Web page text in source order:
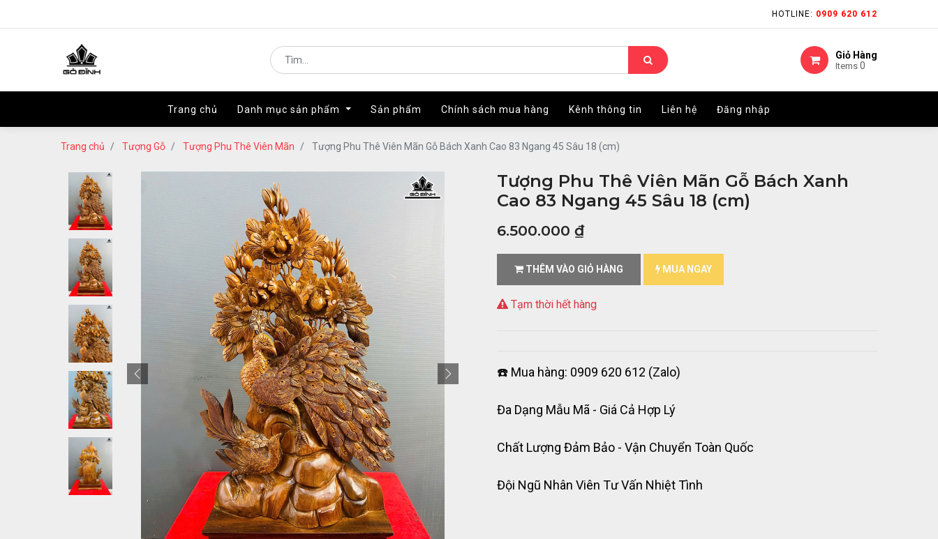
HOTLINE: 0909 620 612
Giỏ Hàng
Items 0
Trang chủ Danh mục sản phẩm Sản phẩm Chính sách mua hàng Kênh thông tin Liên hệ Đăng nhập
HOTLINE: 0909 620 612
Giỏ Hàng
Items 0
Trang chủ Danh mục sản phẩm Sản phẩm Chính sách mua hàng Kênh thông tin Liên hệ Đăng nhập
Trang chủ Tượng Gỗ Tượng Phu Thê Viên Mãn Tượng Phu Thê Viên Mãn Gỗ Bách Xanh Cao 83 Ngang 45 Sâu 18 (cm)
Tượng Phu Thê Viên Mãn Gỗ Bách Xanh
Cao 83 Ngang 45 Sâu 18 (cm)
6.500.000 ₫
THÊM VÀO GIỎ HÀNG MUA NGAY
Tạm thời hết hàng
☎️ Mua hàng: 0909 620 612 (Zalo)
Đa Dạng Mẫu Mã - Giá Cả Hợp Lý
Chất Lượng Đảm Bảo - Vận Chuyển Toàn Quốc
Đội Ngũ Nhân Viên Tư Vấn Nhiệt Tình